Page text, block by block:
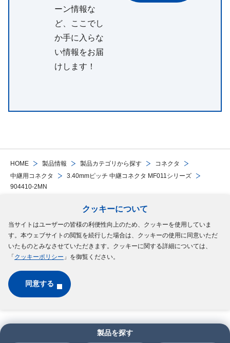
クッキーについて
当サイトはユーザーの皆様の利便性向上のため、クッキーを使用していま
す。本ウェブサイトの閲覧を続行した場合は、クッキーの使用に同意いただ
いたものとみなさせていただきます。クッキーに関する詳細については、
「 クッキーポリシー 」を御覧ください。
同意する
HOME 製品情報 製品カテゴリから探す
コネクタ
中継用コネクタ
3.40mmピッチ 中継コネクタ MF011シリーズ
904410-2MN
製品を探す
ーン情報な
ど、ここでし
か手に入らな
い情報をお届
けします！
サイトマップご利用規約個人情報の保護についてクッキーポリシー
ソーシャルメディアポリシー
Copyright © MinebeaMitsumi Inc. All rights reserved.​